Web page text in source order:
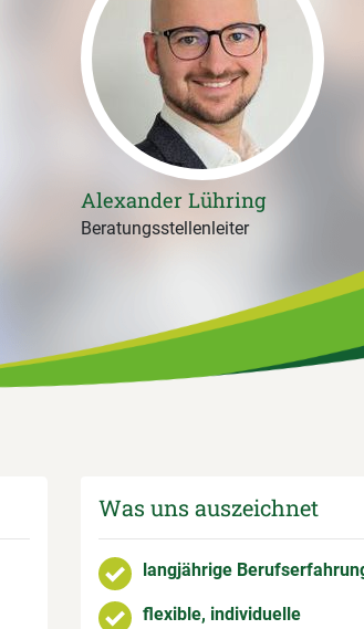
Alexander Lühring
Beratungsstellenleiter
Was uns auszeichnet
langjährige
flexible, individuelle